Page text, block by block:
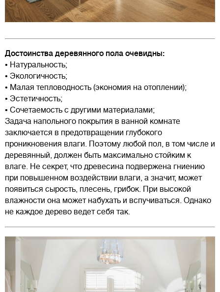
Достоинства деревянного пола очевидны:
• Натуральность;
• Экологичность;
• Малая тепловодность (экономия на отоплении);
• Эстетичность;
• Сочетаемость с другими материалами;
Задача напольного покрытия в ванной комнате
заключается в предотвращении глубокого
проникновения влаги. Поэтому любой пол, в том числе и
деревянный, должен быть максимально стойким к
влаге. Не секрет, что древесина подвержена гниению
при повышенном воздействии влаги, а значит, может
появиться сырость, плесень, грибок. При высокой
влажности она может набухать и вспучиваться. Однако
не каждое дерево ведет себя так.